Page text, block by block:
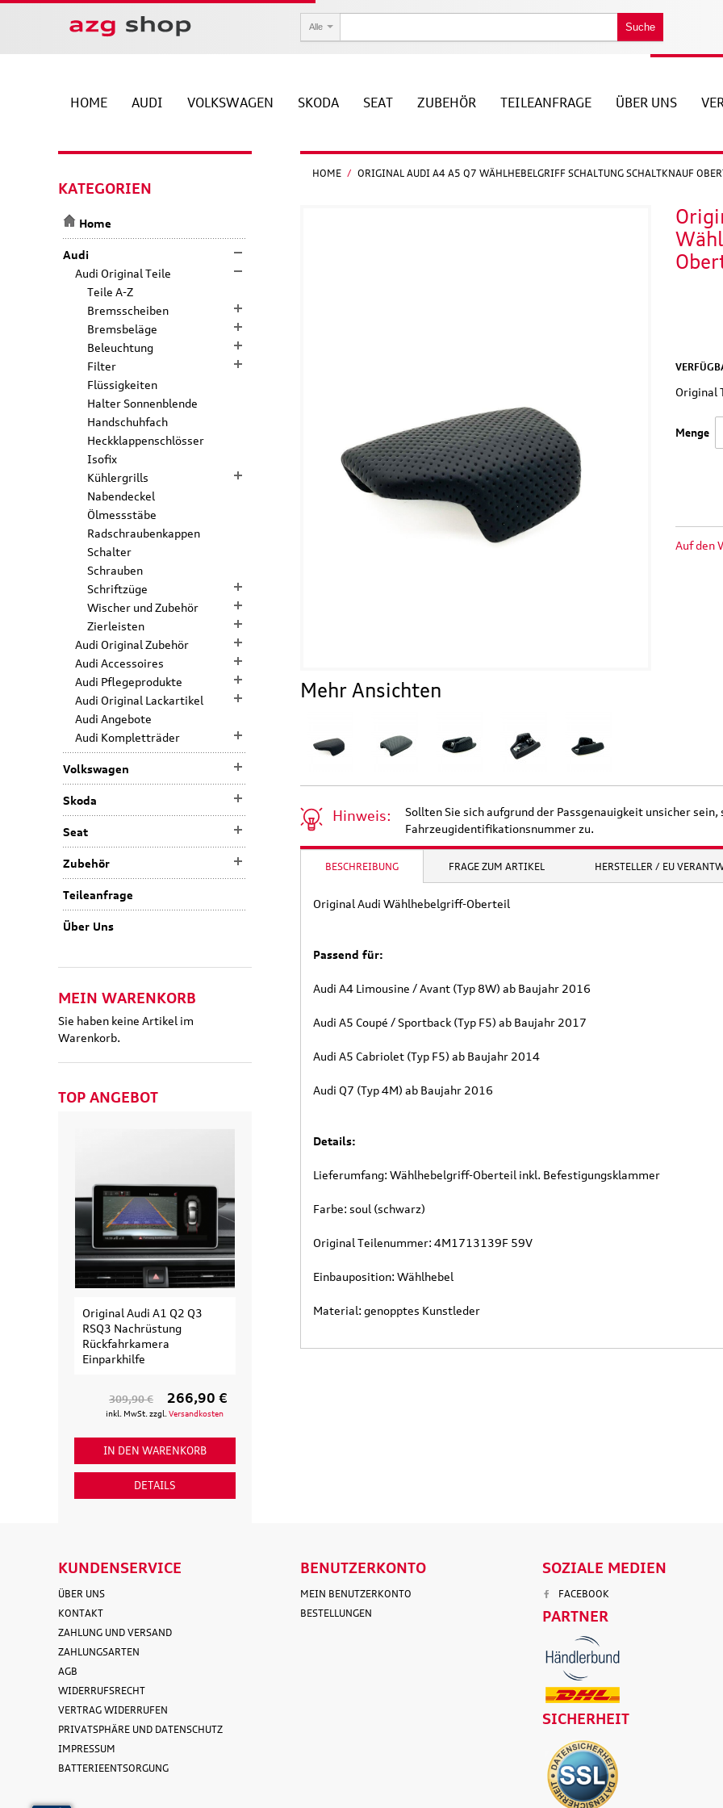
Alle Suche
HOME AUDI VOLKSWAGEN SKODA SEAT ZUBEHÖR TEILEANFRAGE ÜBER UNS
HOME / ORIGINAL AUDI A4 A5 Q7 WÄHLHEBELGRIFF SCHALTUNG SCHALTKNAUF
Mehr Ansichten
Original
Menge
Auf den
Hinweis:
Sollten Sie sich aufgrund der Passgenauigkeit unsicher
Fahrzeugidentifikationsnummer zu.
BESCHREIBUNG FRAGE ZUM ARTIKEL HERSTELLER / EU
Original Audi Wählhebelgriff-Oberteil
Passend für:
Audi A4 Limousine / Avant (Typ 8W) ab Baujahr 2016
Audi A5 Coupé / Sportback (Typ F5) ab Baujahr 2017
Audi A5 Cabriolet (Typ F5) ab Baujahr 2014
Audi Q7 (Typ 4M) ab Baujahr 2016
Details:
Lieferumfang: Wählhebelgriff-Oberteil inkl. Befestigungsklammer
Farbe: soul (schwarz)
Original Teilenummer: 4M1713139F 59V
Einbauposition: Wählhebel
Material: genopptes Kunstleder
KATEGORIEN
Home
Audi
Audi Original Teile
Teile A-Z
Bremsscheiben
Bremsbeläge
Beleuchtung
Filter
Flüssigkeiten
Halter Sonnenblende
Handschuhfach
Heckklappenschlösser
Isofix
Kühlergrills
Nabendeckel
Ölmessstäbe
Radschraubenkappen
Schalter
Schrauben
Schriftzüge
Wischer und Zubehör
Zierleisten
Audi Original Zubehör
Audi Accessoires
Audi Pflegeprodukte
Audi Original Lackartikel
Audi Angebote
Audi Kompletträder
Volkswagen
Skoda
Seat
Zubehör
Teileanfrage
Über Uns
MEIN WARENKORB
Sie haben keine Artikel im
Warenkorb.
TOP ANGEBOT
Original Audi A1 Q2 Q3
RSQ3 Nachrüstung
Rückfahrkamera
Einparkhilfe
309,90 € 266,90 €
inkl. MwSt. zzgl. Versandkosten
IN DEN WARENKORB
DETAILS
Original Audi
Original Audi
KUNDENSERVICE
ÜBER UNS
KONTAKT
ZAHLUNG UND VERSAND
ZAHLUNGSARTEN
AGB
WIDERRUFSRECHT
VERTRAG WIDERRUFEN
PRIVATSPHÄRE UND DATENSCHUTZ
IMPRESSUM
BATTERIEENTSORGUNG
BENUTZERKONTO
MEIN BENUTZERKONTO
BESTELLUNGEN
SOZIALE MEDIEN
FACEBOOK
PARTNER
SICHERHEIT